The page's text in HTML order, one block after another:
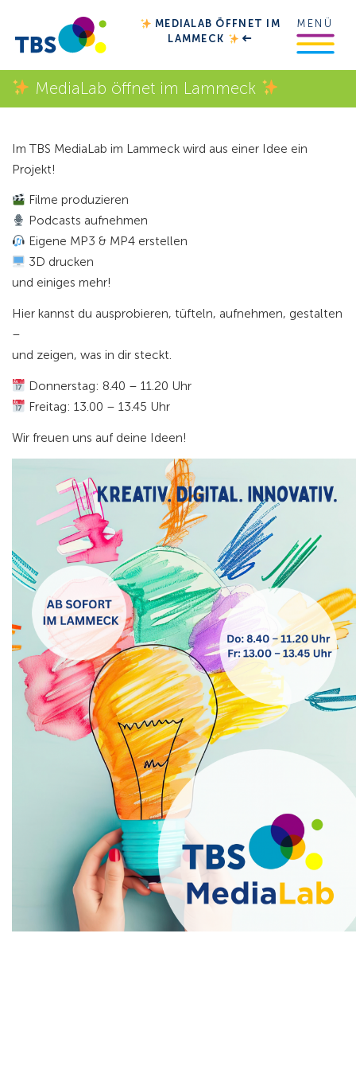
MEDIALAB ÖFFNET IM
LAMMECK
MENÜ
MediaLab öffnet im Lammeck
Im TBS MediaLab im Lammeck wird aus einer Idee ein
Projekt!
Filme produzieren
Podcasts aufnehmen
Eigene MP3 & MP4 erstellen
3D drucken
und einiges mehr!
Hier kannst du ausprobieren, tüfteln, aufnehmen, gestalten
–
und zeigen, was in dir steckt.
Donnerstag: 8.40 – 11.20 Uhr
Freitag: 13.00 – 13.45 Uhr
Wir freuen uns auf deine Ideen!